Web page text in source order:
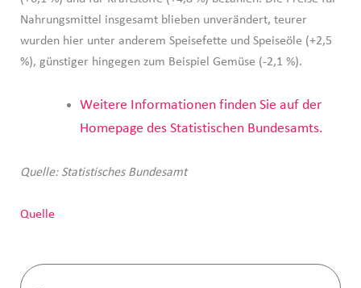
Nahrungsmittel insgesamt blieben unverändert, teurer
wurden hier unter anderem Speisefette und Speiseöle (+2,5
%), günstiger hingegen zum Beispiel Gemüse (-2,1 %).
Weitere Informationen finden Sie auf der
Homepage des Statistischen Bundesamts.
Quelle: Statistisches Bundesamt
Quelle